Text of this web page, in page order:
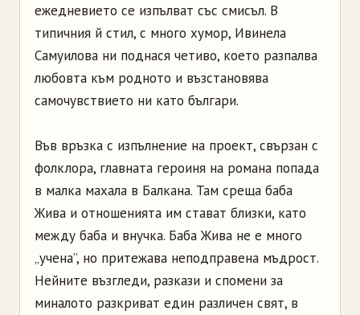
ежедневието се изпълват със смисъл. В
типичния й стил, с много хумор, Ивинела
Самуилова ни поднася четиво, което разпалва
любовта към родното и възстановява
самочувствието ни като българи.
Във връзка с изпълнение на проект, свързан с
фолклора, главната героиня на романа попада
в малка махала в Балкана. Там среща баба
Жива и отношенията им стават близки, като
между баба и внучка. Баба Жива не е много
„учена”, но притежава неподправена мъдрост.
Нейните възгледи, разкази и спомени за
миналото разкриват един различен свят, в